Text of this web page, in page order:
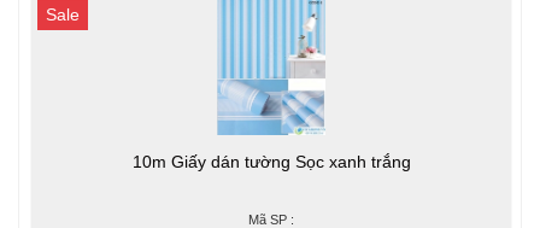
Sale
10m Giấy dán tường Sọc xanh trắng
Mã SP :